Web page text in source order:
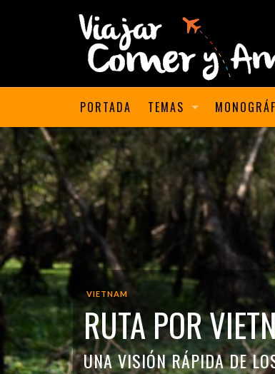
PORTADA TEMAS
VIETNAM
RUTA POR
UNA VISIÓN RÁPIDA DE